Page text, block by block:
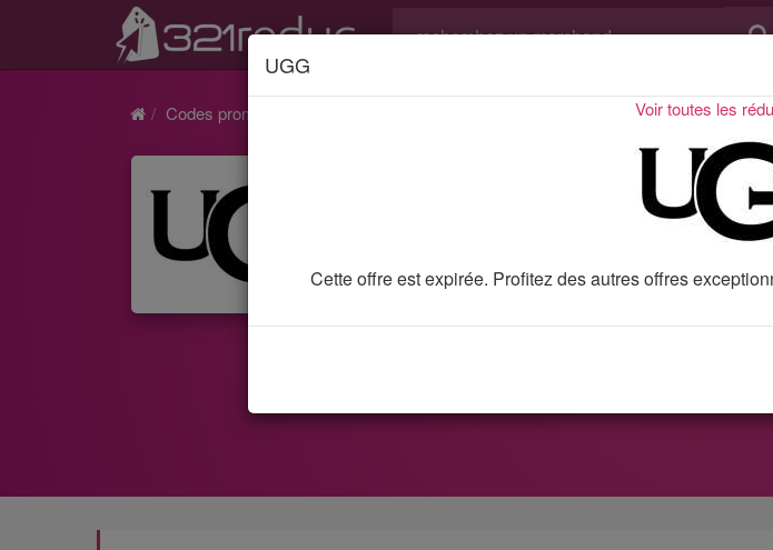
Codes promo et réductions
Black Friday :
4 codes promo, bons plans et réductions
Black
UGG
Voir toutes les
Cette offre est expirée. Profitez des autres offres